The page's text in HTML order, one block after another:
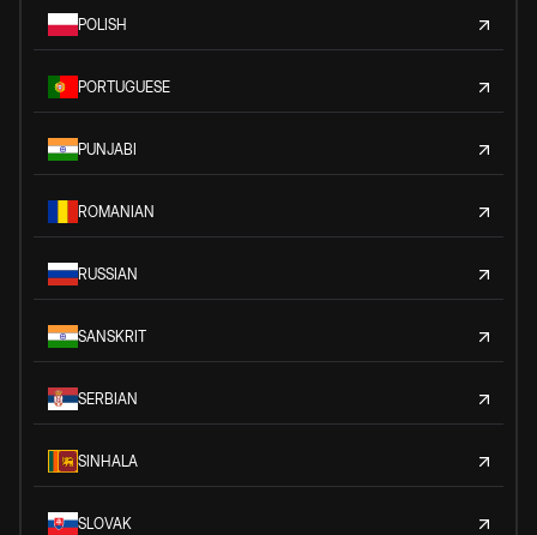
POLISH
PORTUGUESE
PUNJABI
ROMANIAN
RUSSIAN
SANSKRIT
SERBIAN
SINHALA
SLOVAK